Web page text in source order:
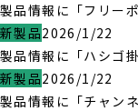
製品情報に「フリー
新製品2026/1/22
製品情報に「ハシゴ
新製品2026/1/22
製品情報に「チャン